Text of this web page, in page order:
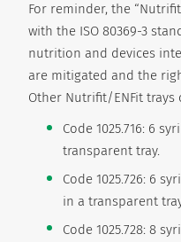
For reminder, the
with the ISO 80369-3
nutrition and devices
are mitigated and the
Other Nutrifit/ENFit
Code 1025.716: 6
transparent tray.
Code 1025.726: 6
in a transparent
Code 1025.728: 8